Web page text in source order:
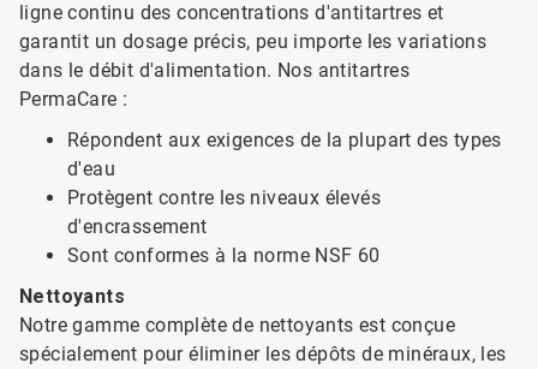
ligne continu des concentrations d'antitartres et
garantit un dosage précis, peu importe les variations
dans le débit d'alimentation. Nos antitartres
PermaCare :
Répondent aux exigences de la plupart des types
d'eau
Protègent contre les niveaux élevés
d'encrassement
Sont conformes à la norme NSF 60
Nettoyants
Notre gamme complète de nettoyants est conçue
spécialement pour éliminer les dépôts de minéraux, les